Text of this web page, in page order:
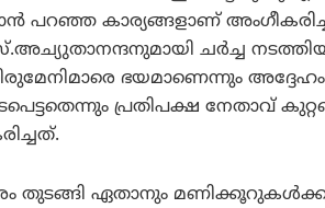
പറഞ്ഞ കാര്യങ്ങളാണ്
ചര്‍ച്ച
ഭയമാണെന്നും
പ്രതിപക്ഷ നേതാവ്
തുടങ്ങി ഏതാനും